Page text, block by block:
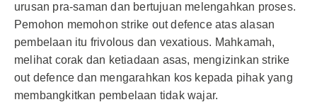
urusan pra-saman dan bertujuan melengahkan proses.
Pemohon memohon strike out defence atas alasan
pembelaan itu frivolous dan vexatious. Mahkamah,
melihat corak dan ketiadaan asas, mengizinkan strike
out defence dan mengarahkan kos kepada pihak yang
membangkitkan pembelaan tidak wajar.